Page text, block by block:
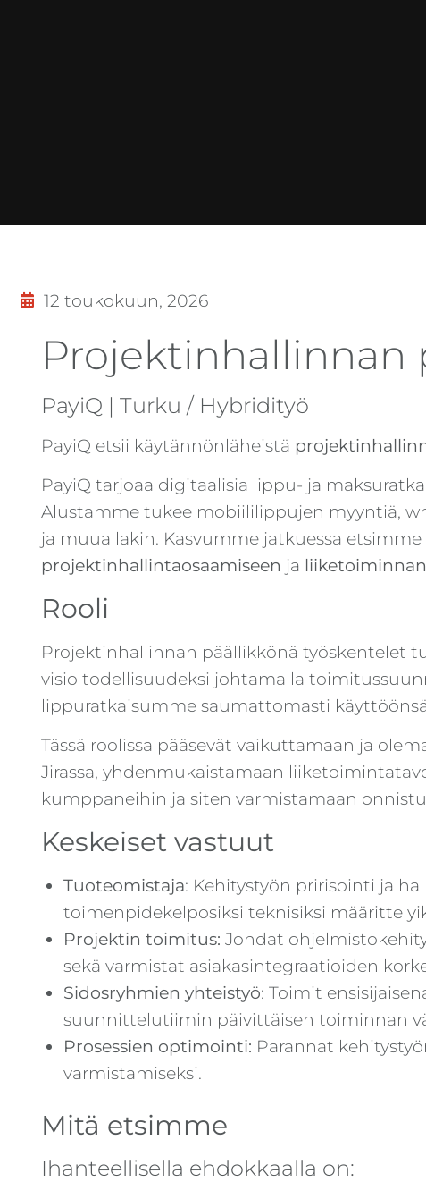
12 toukokuun, 2026
Projektinhallinnan
PayiQ | Turku / Hybridityö
PayiQ etsii käytännönläheistä
PayiQ tarjoaa digitaalisia lippu- ja
Alustamme tukee mobiililippujen myyntiä,
ja muuallakin. Kasvumme jatkuessa
projektinhallintaosaamiseen ja
Rooli
Projektinhallinnan päällikkönä työskentelet
visio todellisuudeksi johtamalla
lippuratkaisumme saumattomasti
Tässä roolissa pääsevät vaikuttamaan ja
Jirassa, yhdenmukaistamaan
kumppaneihin ja siten varmistamaan
Keskeiset vastuut
Tuoteomistaja: Kehitystyön pririsointi ja
toimenpidekelposiksi teknisiksi
Projektin toimitus: Johdat
sekä varmistat asiakasintegraatioiden
Sidosryhmien yhteistyö: Toimit
suunnittelutiimin päivittäisen toiminnan
Prosessien optimointi: Parannat
varmistamiseksi.
Mitä etsimme
Ihanteellisella ehdokkaalla on: